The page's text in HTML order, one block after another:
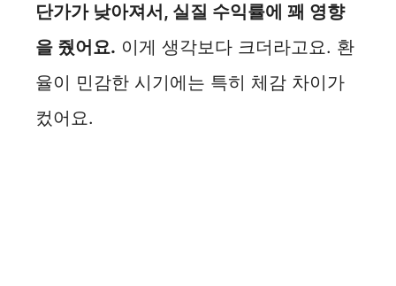
단가가 낮아져서, 실질 수익률에 꽤 영향
을 줬어요. 이게 생각보다 크더라고요. 환
율이 민감한 시기에는 특히 체감 차이가
컸어요.